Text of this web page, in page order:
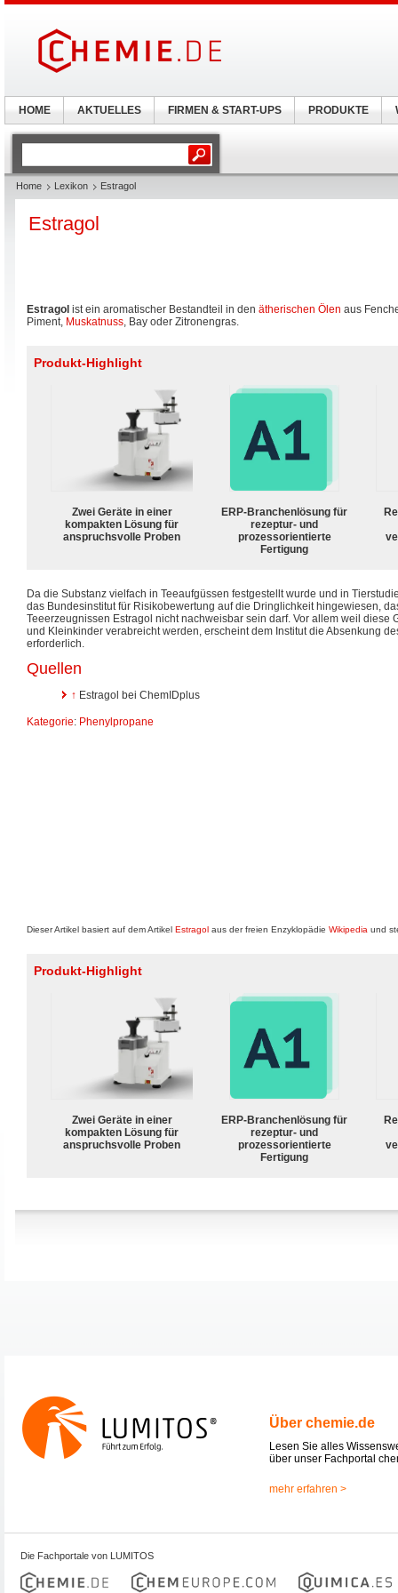
Home Lexikon Estragol
Estragol
Estragol ist ein aromatischer Bestandteil in den ätherischen Ölen aus
Piment, Muskatnuss, Bay oder Zitronengras.
Produkt-Highlight
Zwei Geräte in einer
kompakten Lösung für
anspruchsvolle Proben
ERP-Branchenlösung für
rezeptur- und
prozessorientierte
Fertigung
Da die Substanz vielfach in Teeaufgüssen festgestellt wurde und in
das Bundesinstitut für Risikobewertung auf die Dringlichkeit hingewiesen,
Teeerzeugnissen Estragol nicht nachweisbar sein darf. Vor allem weil diese
und Kleinkinder verabreicht werden, erscheint dem Institut die Absenkung
erforderlich.
Quellen
↑ Estragol bei ChemIDplus
Kategorie: Phenylpropane
Dieser Artikel basiert auf dem Artikel Estragol aus der freien Enzyklopädie Wikipedia und
Produkt-Highlight
Zwei Geräte in einer
kompakten Lösung für
anspruchsvolle Proben
ERP-Branchenlösung für
rezeptur- und
prozessorientierte
Fertigung
Über chemie.de
Lesen Sie alles
über unser Fachportal
mehr erfahren >
Die Fachportale von LUMITOS
HOME AKTUELLES FIRMEN & START-UPS PRODUKTE